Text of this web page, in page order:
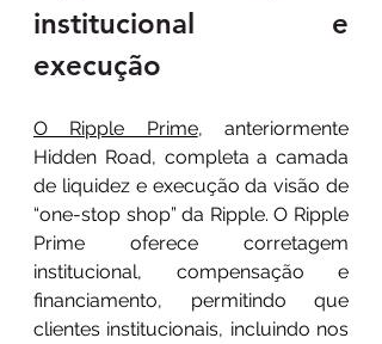
institucional e
execução
O Ripple Prime, anteriormente
Hidden Road, completa a camada
de liquidez e execução da visão de
“one-stop shop” da Ripple. O Ripple
Prime oferece corretagem
institucional, compensação e
financiamento, permitindo que
clientes institucionais, incluindo nos